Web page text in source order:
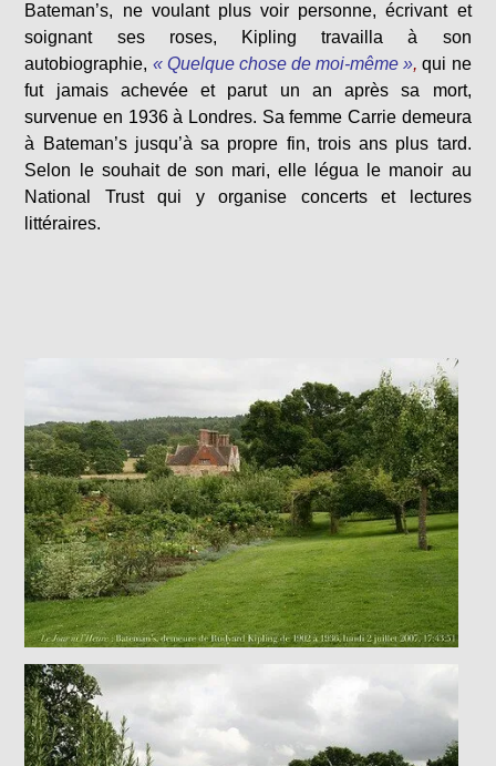
Bateman’s, ne voulant plus voir personne, écrivant et
soignant ses roses, Kipling travailla à son
autobiographie, « Quelque chose de moi-même », qui ne
fut jamais achevée et parut un an après sa mort,
survenue en 1936 à Londres. Sa femme Carrie demeura
à Bateman’s jusqu’à sa propre fin, trois ans plus tard.
Selon le souhait de son mari, elle légua le manoir au
National Trust qui y organise concerts et lectures
littéraires.